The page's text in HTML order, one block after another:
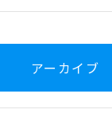
アーカイブ